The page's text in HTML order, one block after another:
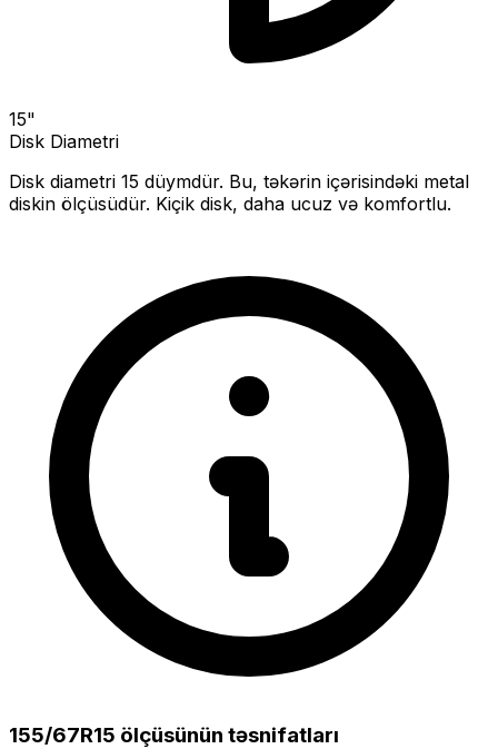
15"
Disk Diametri
Disk diametri 15 düymdür. Bu, təkərin içərisindəki metal
diskin ölçüsüdür. Kiçik disk, daha ucuz və komfortlu.
155/67R15 ölçüsünün təsnifatları